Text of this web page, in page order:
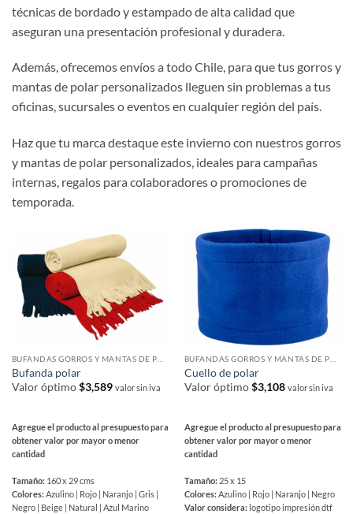
técnicas de bordado y estampado de alta calidad que
aseguran una presentación profesional y duradera.
Además, ofrecemos envíos a todo Chile, para que tus gorros y
mantas de polar personalizados lleguen sin problemas a tus
oficinas, sucursales o eventos en cualquier región del país.
Haz que tu marca destaque este invierno con nuestros gorros
y mantas de polar personalizados, ideales para campañas
internas, regalos para colaboradores o promociones de
temporada.
Bufanda polar
Valor óptimo$3,589 valor sin iva
Agregue el producto al presupuesto para
obtener valor por mayor o menor
cantidad
Tamaño: 160 x 29 cms
Colores:Azulino | Rojo | Naranjo | Gris |
Negro | Beige | Natural | Azul Marino
Cuello de polar
Valor óptimo$3,108 valor sin iva
Agregue el producto al presupuesto para
obtener valor por mayor o menor
cantidad
Tamaño: 25 x 15
Colores:Azulino | Rojo | Naranjo | Negro
Valor considera: logotipo impresión dtf